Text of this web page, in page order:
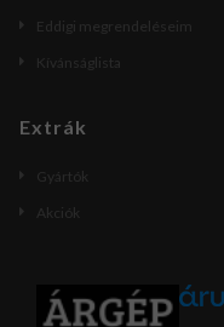
Eddigi megrendeléseim
Kívánságlista
Extrák
Gyártók
Akciók